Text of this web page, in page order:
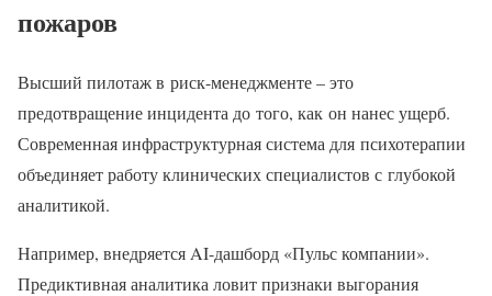
пожаров
Высший пилотаж в риск-менеджменте – это
предотвращение инцидента до того, как он нанес ущерб.
Современная инфраструктурная система для психотерапии
объединяет работу клинических специалистов с глубокой
аналитикой.
Например, внедряется AI-дашборд «Пульс компании».
Предиктивная аналитика ловит признаки выгорания